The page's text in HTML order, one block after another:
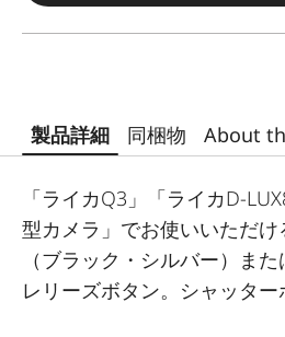
製品詳細 同梱物 About
「ライカQ3」「ライカD-
型カメラ」でお使いいただ
（ブラック・シルバー）ま
レリーズボタン。シャッタ